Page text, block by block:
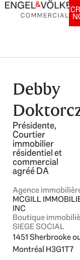
Aller
Debby
Présidente,
Courtier
immobilier
résidentiel et
commercial
agréé DA
Agence
MCGILL
INC
Boutique
SIEGE SOCIAL
1451 Sherbrooke
Montréal H3G1T7